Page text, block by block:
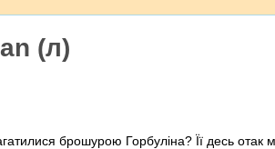
(л)
брошурою Горбуліна? Її десь